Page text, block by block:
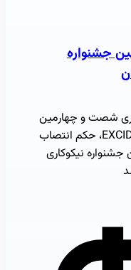
جشنواره
شصت و چهارمین
کنگره جامعه دندانپزشکی ایرانEXCIDA2025، حکم انتصاب
نیکوکاری